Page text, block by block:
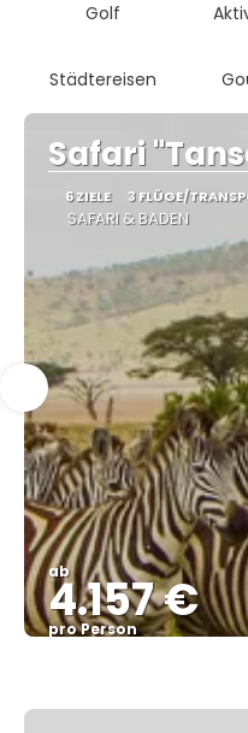
Golf
Städtereisen
Safari
6 ZIELE 3 FLÜGE/
SAFARI & BADEN
ab
4.157 €
pro Person